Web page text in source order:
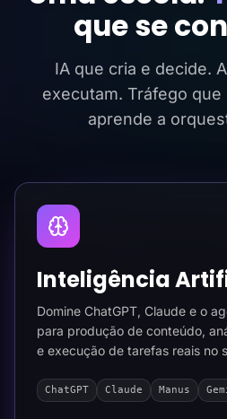
que se
IA que cria e decide.
executam. Tráfego que
aprende a
Inteligência
Domine ChatGPT, Claude e o
para produção de conteúdo,
e execução de tarefas reais no
ChatGPT Claude Manus